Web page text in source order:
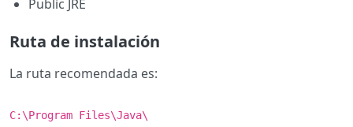
Public JRE
Ruta de instalación
La ruta recomendada es:
C:\Program Files\Java\